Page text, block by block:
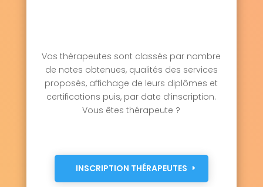
Vos thérapeutes sont classés par nombre
de notes obtenues, qualités des services
proposés, affichage de leurs diplômes et
certifications puis, par date d’inscription.
Vous êtes thérapeute ?
INSCRIPTION THÉRAPEUTES